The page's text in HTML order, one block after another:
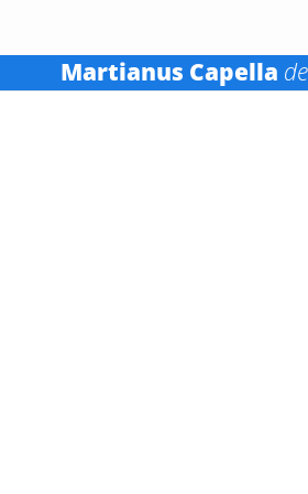
Martianus Capella